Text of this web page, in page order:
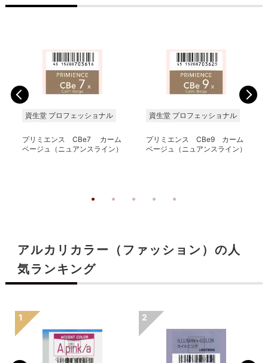
資生堂 プロフェッショナル
プリミエンス CBe7 カーム
ベージュ（ニュアンスライン）
資生堂 プロフェッショナル
プリミエンス CBe9 カーム
ベージュ（ニュアンスライン）
アルカリカラー（ファッション）の人
気ランキング